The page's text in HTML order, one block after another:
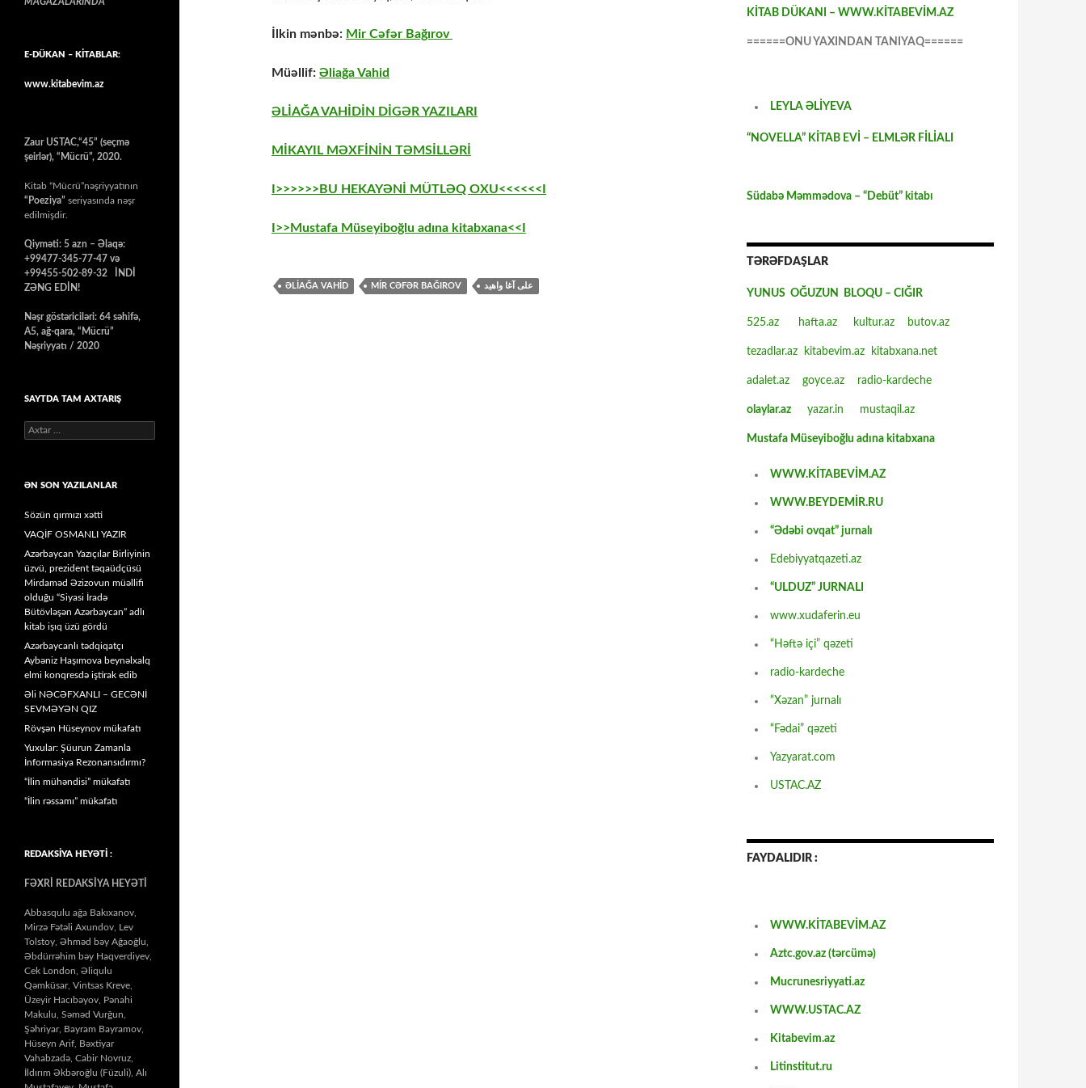
İlkin mənbə: Mir Cəfər Bağırov
Müəllif: Əliağa Vahid
ƏLİAĞA VAHİDİN DİGƏR YAZILARI
MİKAYIL MƏXFİNİN TƏMSİLLƏRİ
I>>>>>>BU HEKAYƏNİ MÜTLƏQ OXU<<<<<<I
I>>Mustafa Müseyiboğlu adına kitabxana<<I
ƏLIAĞA VAHID MIR CƏFƏR BAĞIROV علی آغا واهید
KİTAB DÜKANI – WWW.KİTABEVİM.AZ
======ONU YAXINDAN TANIYAQ======
LEYLA ƏLİYEVA
“NOVELLA” KİTAB EVİ – ELMLƏR FİLİALI
Südabə Məmmədova – “Debüt” kitabı
TƏRƏFDAŞLAR
YUNUS OĞUZUN BLOQU – CIĞIR
525.az hafta.az kultur.az butov.az
tezadlar.az kitabevim.az kitabxana.net
adalet.az goyce.az radio-kardeche
olaylar.az yazar.in mustaqil.az
Mustafa Müseyiboğlu adına kitabxana
WWW.KİTABEVİM.AZ
WWW.BEYDEMİR.RU
“Ədəbi ovqat” jurnalı
Edebiyyatqazeti.az
“ULDUZ” JURNALI
www.xudaferin.eu
“Həftə içi” qəzeti
radio-kardeche
“Xəzan” jurnalı
“Fədai” qəzeti
Yazyarat.com
USTAC.AZ
FAYDALIDIR :
WWW.KİTABEVİM.AZ
Aztc.gov.az (tərcümə)
Mucrunesriyyati.az
WWW.USTAC.AZ
Kitabevim.az
Litinstitut.ru
E-DÜKAN – KİTABLAR:
www.kitabevim.az
Zaur USTAC,“45” (seçmə
şeirlər), “Mücrü”, 2020.
Kitab “Mücrü”nəşriyyatının
“Poeziya” seriyasında nəşr
edilmişdir.
Qiyməti: 5 azn – Əlaqə:
+99477-345-77-47 və
+99455-502-89-32 İNDİ
ZƏNG EDİN!
Nəşr göstəriciləri: 64 səhifə,
A5, ağ-qara, “Mücrü”
Nəşriyyatı / 2020
SAYTDA TAM AXTARIŞ
Axtarış:
ƏN SON YAZILANLAR
Sözün qırmızı xətti
VAQİF OSMANLI YAZIR
Azərbaycan Yazıçılar Birliyinin
üzvü, prezident təqaüdçüsü
Mirdaməd Əzizovun müəllifi
olduğu “Siyasi İradə
Bütövləşən Azərbaycan” adlı
kitab işıq üzü gördü
Azərbaycanlı tədqiqatçı
Aybəniz Haşımova beynəlxalq
elmi konqresdə iştirak edib
Əli NƏCƏFXANLI – GECƏNİ
SEVMƏYƏN QIZ
Rövşən Hüseynov mükafatı
Yuxular: Şüurun Zamanla
İnformasiya Rezonansıdırmı?
“İlin mühəndisi” mükafatı
“İlin rəssamı” mükafatı
REDAKSİYA HEYƏTİ :
FƏXRİ REDAKSİYA HEYƏTİ
Abbasqulu ağa Bakıxanov,
Mirzə Fətəli Axundov, Lev
Tolstoy, Əhməd bəy Ağaoğlu,
Əbdürrəhim bəy Haqverdiyev,
Cek London, Əliqulu
Qəmküsar, Vintsas Kreve,
Üzeyir Hacıbəyov, Pənahi
Makulu, Səməd Vurğun,
Şəhriyar, Bayram Bayramov,
Hüseyn Arif, Bəxtiyar
Vahabzadə, Cabir Novruz,
İldırım Əkbəroğlu (Füzuli), Alı